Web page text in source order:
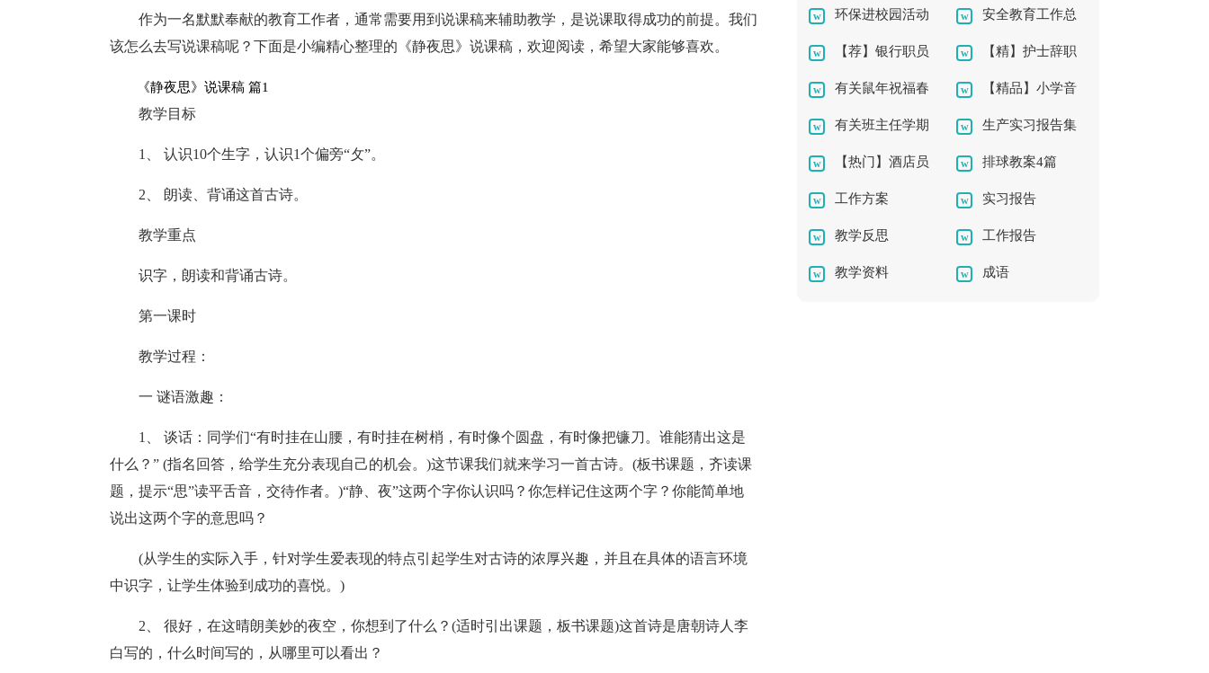
作为一名默默奉献的教育工作者，通常需要用到说课稿来辅助教学，是说课取得成功的前提。我们
该怎么去写说课稿呢？下面是小编精心整理的《静夜思》说课稿，欢迎阅读，希望大家能够喜欢。
《静夜思》说课稿 篇1
教学目标
1、 认识10个生字，认识1个偏旁“攵”。
2、 朗读、背诵这首古诗。
教学重点
识字，朗读和背诵古诗。
第一课时
教学过程：
一 谜语激趣：
1、 谈话：同学们“有时挂在山腰，有时挂在树梢，有时像个圆盘，有时像把镰刀。谁能猜出这是
什么？” (指名回答，给学生充分表现自己的机会。)这节课我们就来学习一首古诗。(板书课题，齐读课
题，提示“思”读平舌音，交待作者。)“静、夜”这两个字你认识吗？你怎样记住这两个字？你能简单地
说出这两个字的意思吗？
(从学生的实际入手，针对学生爱表现的特点引起学生对古诗的浓厚兴趣，并且在具体的语言环境
中识字，让学生体验到成功的喜悦。)
2、 很好，在这晴朗美妙的夜空，你想到了什么？(适时引出课题，板书课题)这首诗是唐朝诗人李
白写的，什么时间写的，从哪里可以看出？
环保进校园活动
总结3篇
安全教育工作总
结
【荐】银行职员
辞职报告
【精】护士辞职
报告11篇
有关鼠年祝福春
节祝福语3篇
【精品】小学音
乐教学计划3篇
有关班主任学期
的工作计划四篇
生产实习报告集
锦7篇
【热门】酒店员
工辞职报告11篇
排球教案4篇
工作方案 实习报告
教学反思 工作报告
教学资料 成语